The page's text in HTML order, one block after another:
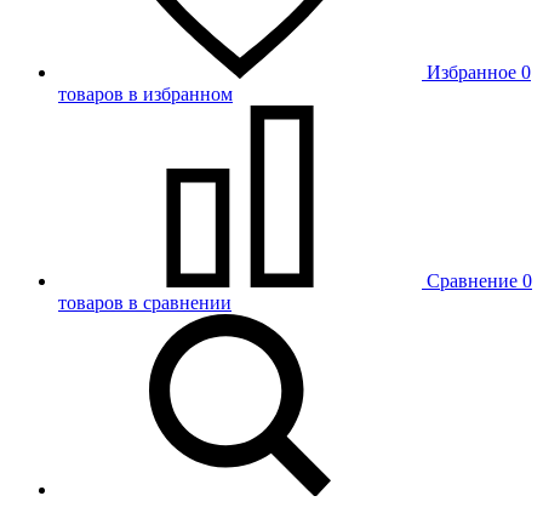
Избранное 0
товаров в избранном
Сравнение 0
товаров в сравнении